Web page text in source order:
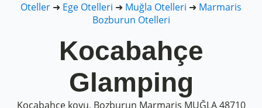
Oteller ➜ Ege Otelleri ➜ Muğla Otelleri ➜ Marmaris
Bozburun Otelleri
Kocabahçe
Glamping
Kocabahçe koyu, Bozburun Marmaris MUĞLA 48710